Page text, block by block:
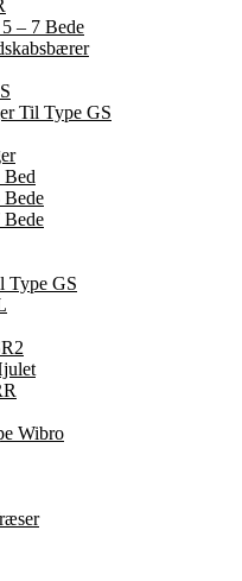
– 7 Bede
Til Type GS
Bed
Bede
Bede
Type GS
Wibro